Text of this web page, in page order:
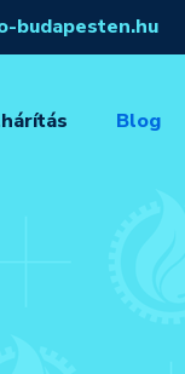
budapesten.hu
Blog